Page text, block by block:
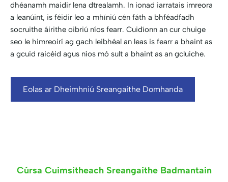
dhéanamh maidir lena dtrealamh. In ionad iarratais imreora
a leanúint, is féidir leo a mhíniú cén fáth a bhféadfadh
socruithe áirithe oibriú níos fearr. Cuidíonn an cur chuige
seo le himreoirí ag gach leibhéal an leas is fearr a bhaint as
a gcuid raicéid agus níos mó sult a bhaint as an gcluiche.
Eolas ar Dheimhniú Sreangaithe Domhanda
Cúrsa Cuimsitheach Sreangaithe Badmantain